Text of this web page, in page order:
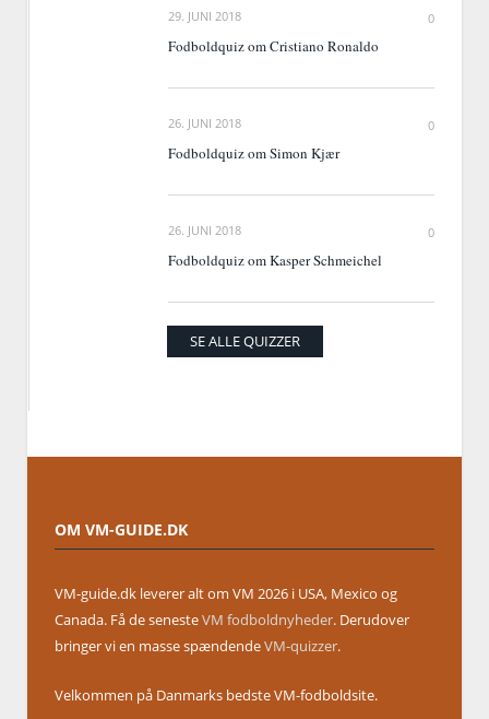
29. JUNI 2018 0
Fodboldquiz om Cristiano Ronaldo
26. JUNI 2018 0
Fodboldquiz om Simon Kjær
26. JUNI 2018 0
Fodboldquiz om Kasper Schmeichel
SE ALLE QUIZZER
OM VM-GUIDE.DK
VM-guide.dk leverer alt om VM 2026 i USA, Mexico og
Canada. Få de senesteVM fodboldnyheder. Derudover
bringer vi en masse spændendeVM-quizzer.
Velkommen på Danmarks bedste VM-fodboldsite.